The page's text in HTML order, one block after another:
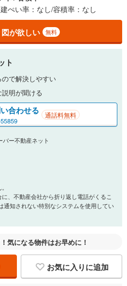
建ぺい率：なし/容積率：なし
が欲しい 無料
ト
で解決しやすい
明が聞ける
合わせる 通話料無料
バー不動産ネット
、不動産会社から折り返し電話がくるこ
通知されない特別なシステムを使用してい
気になる物件はお早めに！
お気に入りに追加